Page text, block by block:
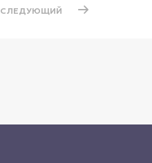
СЛЕДУЮЩИЙ